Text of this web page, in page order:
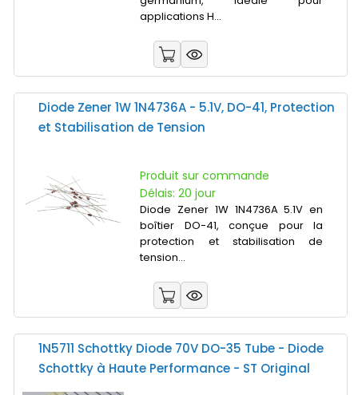
applications H...
Diode Zener 1W 1N4736A - 5.1V, DO-41, Protection
et Stabilisation de Tension
Produit sur commande
Délais: 20 jour
Diode Zener 1W 1N4736A 5.1V en
boîtier DO-41, conçue pour la
protection et stabilisation de
tension...
1N5711 Schottky Diode 70V DO-35 Tube - Diode
Schottky à Haute Performance - ST Original